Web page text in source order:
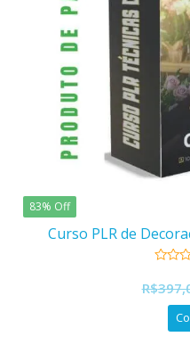
83% Off
Curso PLR de
out
of
R$